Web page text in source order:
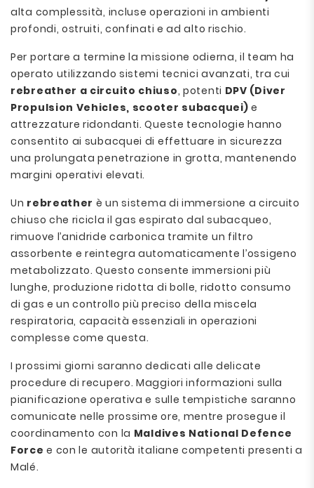
alta complessità, incluse operazioni in ambienti
profondi, ostruiti, confinati e ad alto rischio.
Per portare a termine la missione odierna, il team ha
operato utilizzando sistemi tecnici avanzati, tra cui
rebreather a circuito chiuso, potenti DPV (Diver
Propulsion Vehicles, scooter subacquei) e
attrezzature ridondanti. Queste tecnologie hanno
consentito ai subacquei di effettuare in sicurezza
una prolungata penetrazione in grotta, mantenendo
margini operativi elevati.
Un rebreather è un sistema di immersione a circuito
chiuso che ricicla il gas espirato dal subacqueo,
rimuove l’anidride carbonica tramite un filtro
assorbente e reintegra automaticamente l’ossigeno
metabolizzato. Questo consente immersioni più
lunghe, produzione ridotta di bolle, ridotto consumo
di gas e un controllo più preciso della miscela
respiratoria, capacità essenziali in operazioni
complesse come questa.
I prossimi giorni saranno dedicati alle delicate
procedure di recupero. Maggiori informazioni sulla
pianificazione operativa e sulle tempistiche saranno
comunicate nelle prossime ore, mentre prosegue il
coordinamento con la Maldives National Defence
Force e con le autorità italiane competenti presenti a
Malé.